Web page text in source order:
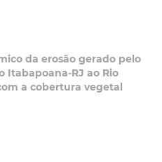
da erosão gerado pelo
Itabapoana-RJ ao Rio
a cobertura vegetal